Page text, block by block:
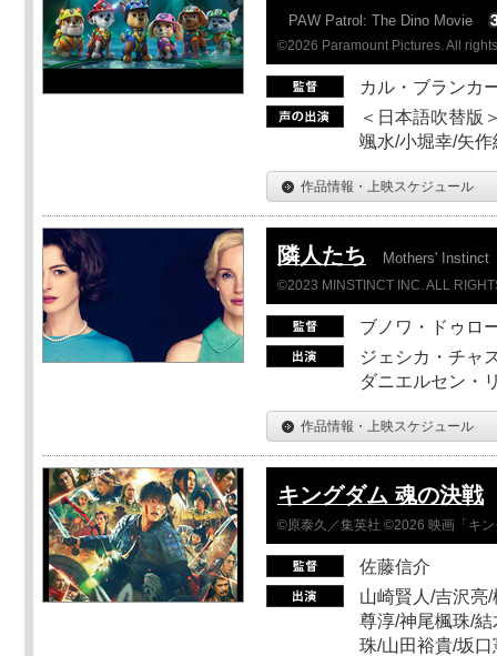
PAW Patrol: The Dino Movie
©2026 Paramount Pictures. All
カル・ブランカ
＜日本語吹替版
颯水/小堀幸/矢作
作品情報・上映スケジュール
隣人たち Mothers' Instinct
©2023 MINSTINCT INC. ALL
ブノワ・ドゥロ
ジェシカ・チャ
ダニエルセン・
作品情報・上映スケジュール
キングダム 魂の決戦
©原泰久／集英社 ©2026 映画「キ
佐藤信介
山崎賢人/吉沢亮
尊淳/神尾楓珠/
珠/山田裕貴/坂